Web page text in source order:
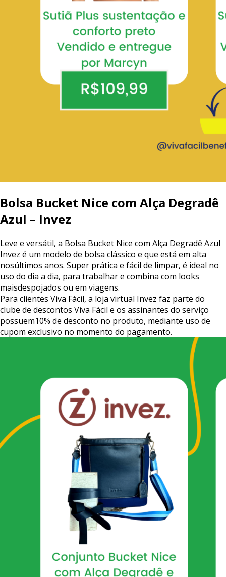
Bolsa Bucket Nice com Alça Degradê
Azul – Invez
Leve e versátil, a Bolsa Bucket Nice com Alça Degradê Azul
Invez é um modelo de bolsa clássico e que está em alta
nosúltimos anos. Super prática e fácil de limpar, é ideal no
uso do dia a dia, para trabalhare combina com looks
maisdespojados ou em viagens.
Para clientes Viva Fácil, a loja virtual Invez faz parte do
clube de descontos Viva Fácil e os assinantes do serviço
possuem10% de desconto no produto, mediante uso de
cupom exclusivo no momento do pagamento.